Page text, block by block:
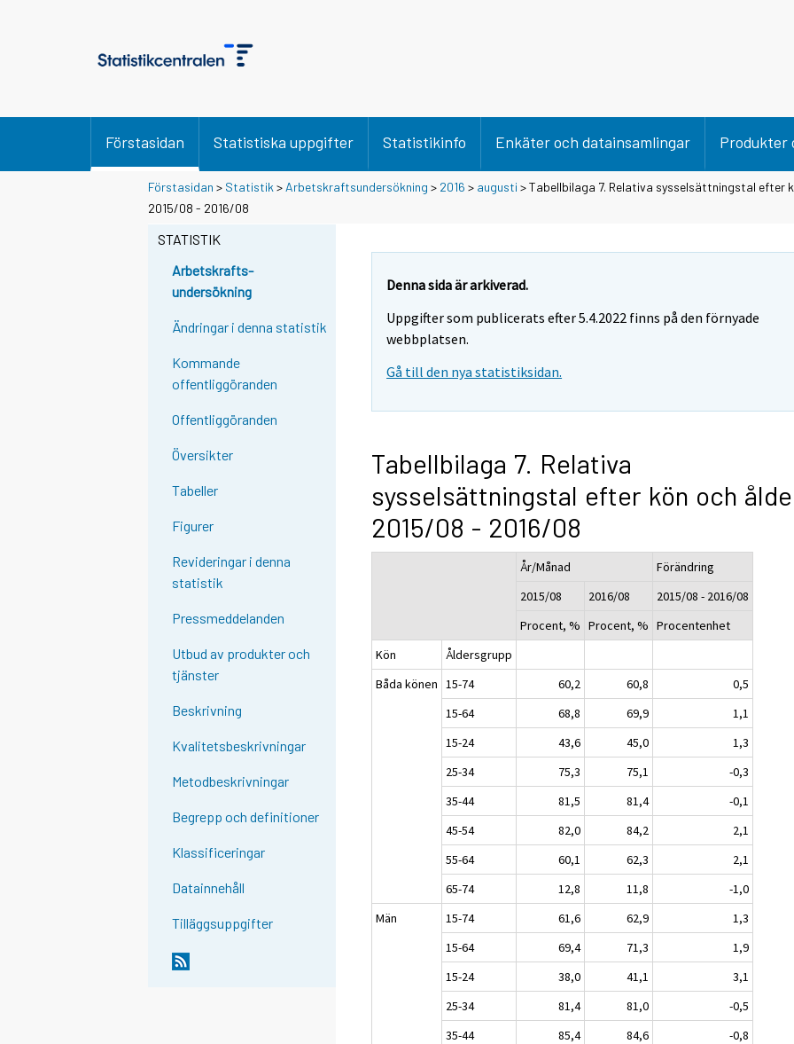
Förstasidan Statistiska uppgifter Statistikinfo Enkäter och datainsamlingar Produkter
Förstasidan > Statistik > Arbetskraftsundersökning > 2016 > augusti > Tabellbilaga 7. Relativa sysselsättningstal efter
2015/08 - 2016/08
STATISTIK
Arbetskrafts-
undersökning
Ändringar i denna statistik
Kommande
offentliggöranden
Offentliggöranden
Översikter
Tabeller
Figurer
Revideringar i denna
statistik
Pressmeddelanden
Utbud av produkter och
tjänster
Beskrivning
Kvalitetsbeskrivningar
Metodbeskrivningar
Begrepp och definitioner
Klassificeringar
Datainnehåll
Tilläggsuppgifter
Denna sida är arkiverad.
Uppgifter som publicerats efter 5.4.2022 finns på den förnyade
webbplatsen.
Gå till den nya statistiksidan.
Tabellbilaga 7. Relativa
sysselsättningstal efter kön och
2015/08 - 2016/08
År/Månad
Förändring
2015/08
2016/08
2015/08 - 2016/08
Procent, % Procent, % Procentenhet
Kön
Åldersgrupp
Båda könen 15-74 60,2 60,8
0,5
15-64
68,8 69,9
1,1
15-24
43,6 45,0
1,3
25-34
75,3 75,1
-0,3
35-44
81,5 81,4
-0,1
45-54
82,0 84,2
2,1
55-64
60,1 62,3
2,1
65-74
12,8 11,8
-1,0
Män
15-74 61,6 62,9
1,3
15-64
69,4 71,3
1,9
15-24
38,0 41,1
3,1
25-34
81,4 81,0
-0,5
35-44
85,4 84,6
-0,8